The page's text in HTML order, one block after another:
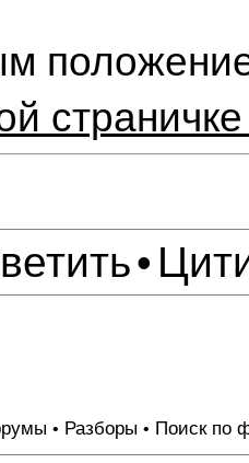
•
• Разборы • Поиск по